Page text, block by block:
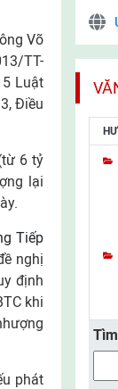
Võ
TT-
Luật
Điều
6 tỷ
lại
Tiếp
nghị
định
khi
phát